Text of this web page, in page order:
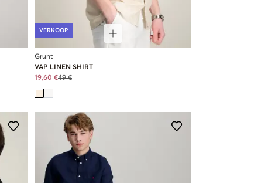
VERKOOP
Grunt
VAP LINEN SHIRT
19,60 €49 €